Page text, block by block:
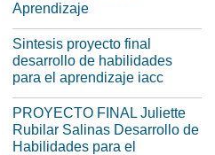
Aprendizaje
Sintesis proyecto final
desarrollo de habilidades
para el aprendizaje iacc
PROYECTO FINAL Juliette
Rubilar Salinas Desarrollo de
Habilidades para el